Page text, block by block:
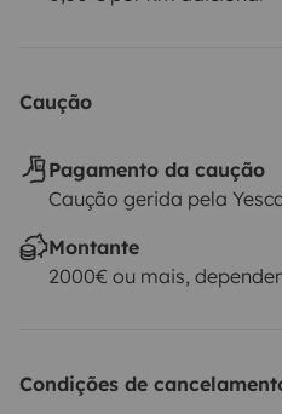
Caução
Pagamento da caução
Caução gerida pela
Montante
2000€ ou mais,
Condições de